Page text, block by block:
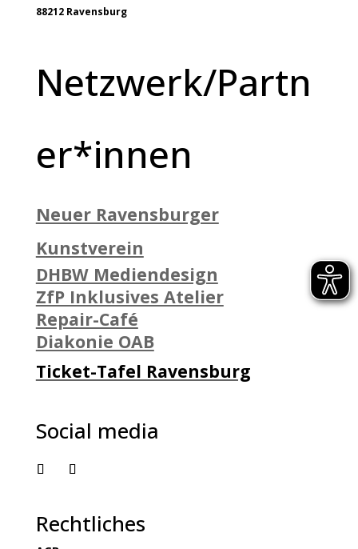
88212 Ravensburg
Netzwerk/Partn
er*innen
Neuer Ravensburger
Kunstverein
DHBW Mediendesign
ZfP Inklusives Atelier
Repair-Café
Diakonie OAB
Ticket-Tafel Ravensburg
Social media
Rechtliches